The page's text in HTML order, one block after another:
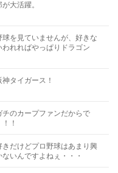
大活躍。
球を見ていませんが、好きな
われればやっぱりドラゴン
タイガース！
チのカープファンだからで
！
きだけどプロ野球はあまり興
ないんですよねぇ・・・